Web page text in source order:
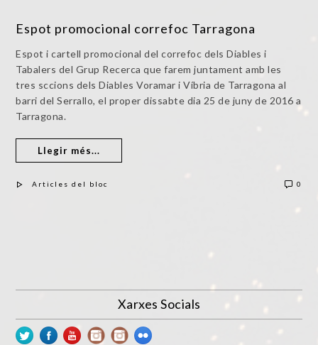
Espot promocional correfoc Tarragona
Espot i cartell promocional del correfoc dels Diables i
Tabalers del Grup Recerca que farem juntament amb les
tres sccions dels Diables Voramar i Víbria de Tarragona al
barri del Serrallo, el proper dissabte dia 25 de juny de 2016 a
Tarragona.
Llegir més...
Articles del bloc 0
Xarxes Socials